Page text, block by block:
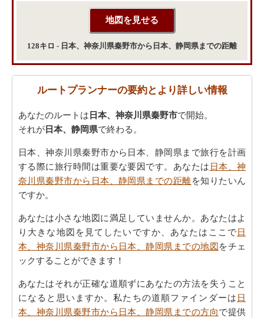
128キロ - 日本、神奈川県秦野市から日本、静岡県までの距離
ルートプランナーの要約とより詳しい情報
あなたのルートは 日本、神奈川県秦野市で開始。
それが 日本、静岡県で終わる。
日本、神奈川県秦野市から日本、静岡県まで旅行を計画
する際に旅行時間は重要な要因です。あなたは 日本、神
奈川県秦野市から日本、静岡県までの距離を知りたいん
ですか。
あなたは小さな地図に満足していませんか。あなたはよ
り大きな地図を見てしたいですか、あなたはここで日
本、神奈川県秦野市から日本、静岡県までの地図をチェ
ックすることができます！
あなたはそれが正確な道順ずにあなたの方法を失うこと
になると思いますか。私たちの道順ファインダーは 日
本、神奈川県秦野市から日本、静岡県までの方向で提供